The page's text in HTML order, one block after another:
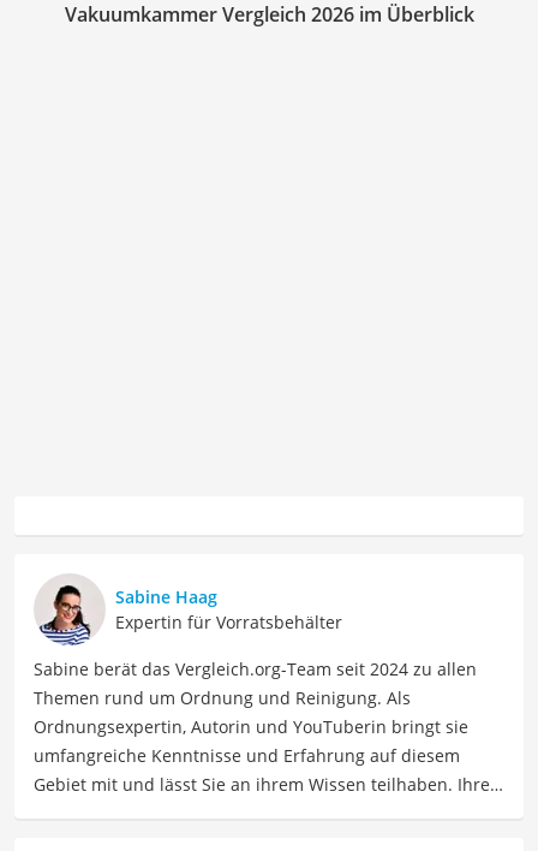
Vakuumkammer Vergleich 2026 im Überblick
Sabine Haag
Expertin für Vorratsbehälter
Sabine berät das Vergleich.org-Team seit 2024 zu allen
Themen rund um Ordnung und Reinigung. Als
Ordnungsexpertin, Autorin und YouTuberin bringt sie
umfangreiche Kenntnisse und Erfahrung auf diesem
Gebiet mit und lässt Sie an ihrem Wissen teilhaben. Ihre